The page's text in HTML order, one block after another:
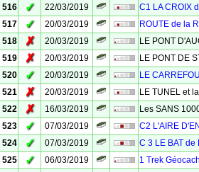
516
✓ 22/03/2019
C1 LA CROIX
517
✓ 20/03/2019
ROUTE de la
518
✗ 20/03/2019
LE PONT
519
✗ 20/03/2019
LE PONT DE
520
✓ 20/03/2019
LE
521
✗ 20/03/2019
LE TUNEL et
522
✗ 16/03/2019
Les SANS
523
✓ 07/03/2019
C2 L'AIRE
524
✓ 07/03/2019
C 3 LE BAT de
525
✓ 06/03/2019
1 Trek